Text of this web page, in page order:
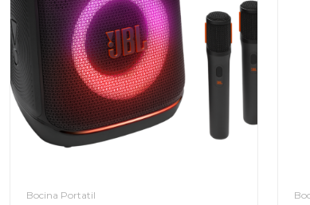
Bocina Portatil